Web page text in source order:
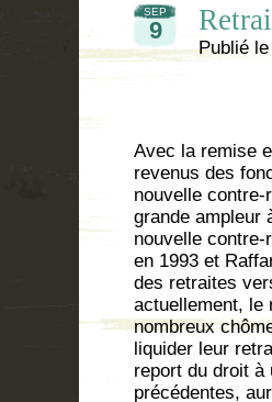
SEP
9
Publié le
Avec la remise
revenus des
nouvelle
grande ampleur
nouvelle
en 1993 et
des retraites
actuellement, le
nombreux
liquider leur
report du droit à
précédentes,